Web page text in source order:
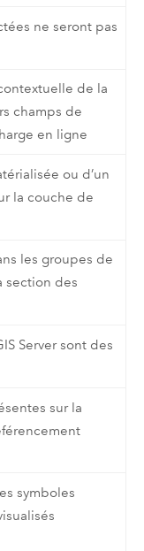
ne seront pas
de la
champs de
en ligne
ou d’un
la couche de
les groupes de
section des
Server sont des
sur la
symboles